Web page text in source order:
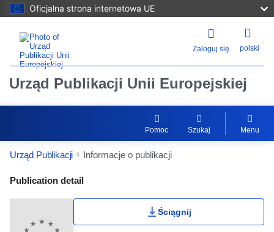
Oficjalna strona internetowa UE
Zaloguj się polski
Urząd Publikacji Unii Europejskiej
Pomoc Szukaj Menu
Urząd Publikacji Informacje o publikacji
Publication Detail Actions Portlet
Publication detail
Ściągnij